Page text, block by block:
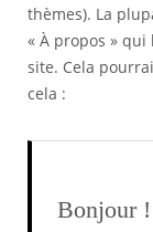
thèmes). La
« À propos »
site. Cela
cela :
Bonjour